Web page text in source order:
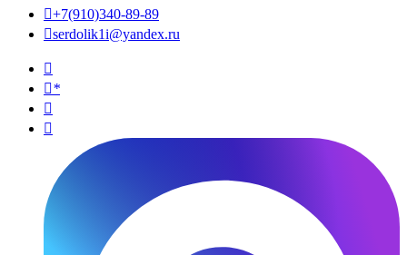
+7(910)340-89-89
serdolik1i@yandex.ru

*

